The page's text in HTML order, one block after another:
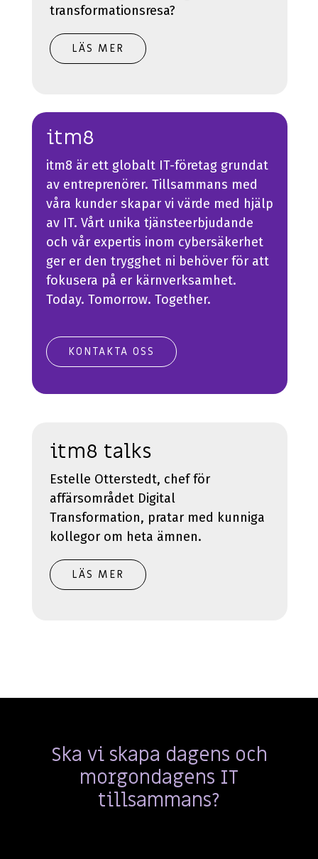
transformationsresa?
LÄS MER
itm8
itm8 är ett globalt IT-företag grundat
av entreprenörer. Tillsammans med
våra kunder skapar vi värde med hjälp
av IT. Vårt unika tjänsteerbjudande
och vår expertis inom cybersäkerhet
ger er den trygghet ni behöver för att
fokusera på er kärnverksamhet.
Today. Tomorrow. Together.
KONTAKTA OSS
itm8 talks
Estelle Otterstedt, chef för
affärsområdet Digital
Transformation, pratar med kunniga
kollegor om heta ämnen.
LÄS MER
Ska vi skapa dagens och
morgondagens IT
tillsammans?